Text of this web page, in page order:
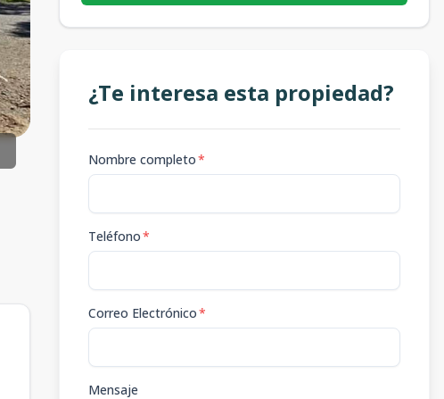
¿Te interesa esta propiedad?
Nombre completo*
Teléfono*
Correo Electrónico*
Mensaje